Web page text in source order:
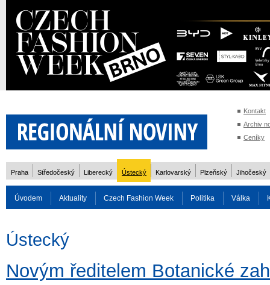
Kontakt
Archiv
Ceníky
Praha Středočeský Liberecký Ústecký Karlovarský Plzeňský Jihočeský
Úvodem Aktuality Czech Fashion Week Politika Válka
Rozhovory
Ústecký
Novým ředitelem Botanické